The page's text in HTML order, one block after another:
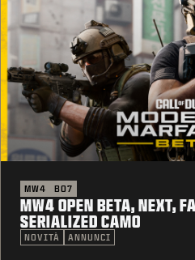
MW4 BO7
MW4 OPEN BETA, NEXT,
SERIALIZED CAMO
NOVITÀ ANNUNCI